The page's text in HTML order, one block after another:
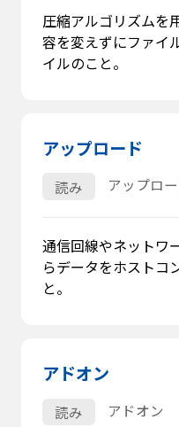
圧縮アルゴリズムを
容を変えずにファイ
イルのこと。
アップロード
読み アップロ
通信回線やネットワ
らデータをホストコ
と。
アドオン
読み アドオン